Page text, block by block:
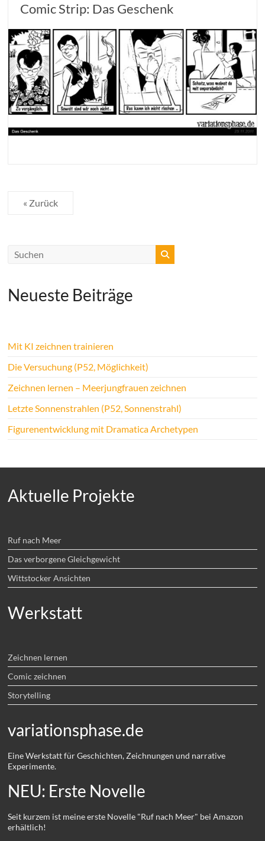
Comic Strip: Das Geschenk
« Zurück
Neueste Beiträge
Mit KI zeichnen trainieren
Die Versuchung (P52, Möglichkeit)
Zeichnen lernen – Meerjungfrauen zeichnen
Letzte Sonnenstrahlen (P52, Sonnenstrahl)
Figurenentwicklung mit Dramatica Archetypen
Aktuelle Projekte
Ruf nach Meer
Das verborgene Gleichgewicht
Wittstocker Ansichten
Werkstatt
Zeichnen lernen
Comic zeichnen
Storytelling
variationsphase.de
Eine Werkstatt für Geschichten, Zeichnungen und narrative
Experimente.
NEU: Erste Novelle
Seit kurzem ist meine erste Novelle "Ruf nach Meer" bei Amazon
erhältlich!